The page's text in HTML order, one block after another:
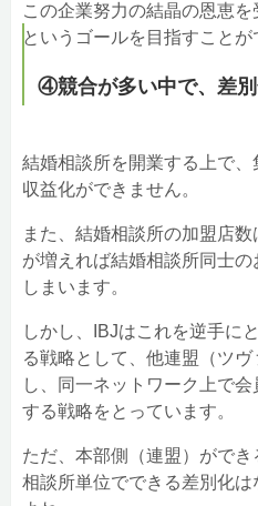
この企業努力の結晶の恩恵
というゴールを目指すことが
④競合が多い中で、差
結婚相談所を開業する上で
収益化ができません。
また、結婚相談所の加盟店
が増えれば結婚相談所同士
しまいます。
しかし、IBJはこれを逆手に
る戦略として、他連盟（ツ
し、同一ネットワーク上で
する戦略をとっています。
ただ、本部側（連盟）ができ
相談所単位でできる差別化